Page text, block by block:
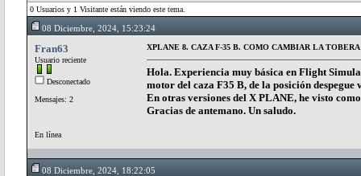
0 Usuarios y 1 Visitante están viendo este tema.
08 Diciembre, 2024, 15:23:24
Fran63
Usuario reciente
Desconectado
Mensajes: 2
En línea
XPLANE 8. CAZA F-35 B. COMO CAMBIAR LA
Hola. Experiencia muy básica en Flight
motor del caza F35 B, de la posición
En otras versiones del X PLANE, he visto
Gracias de antemano. Un saludo.
08 Diciembre, 2024, 18:22:05